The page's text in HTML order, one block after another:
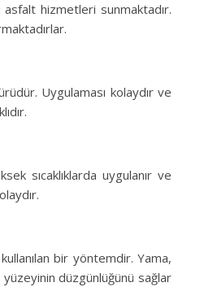
hizmetleri sunmaktadır.
Uygulaması kolaydır ve
sıcaklıklarda uygulanır ve
bir yöntemdir. Yama,
yüzeyinin düzgünlüğünü sağlar